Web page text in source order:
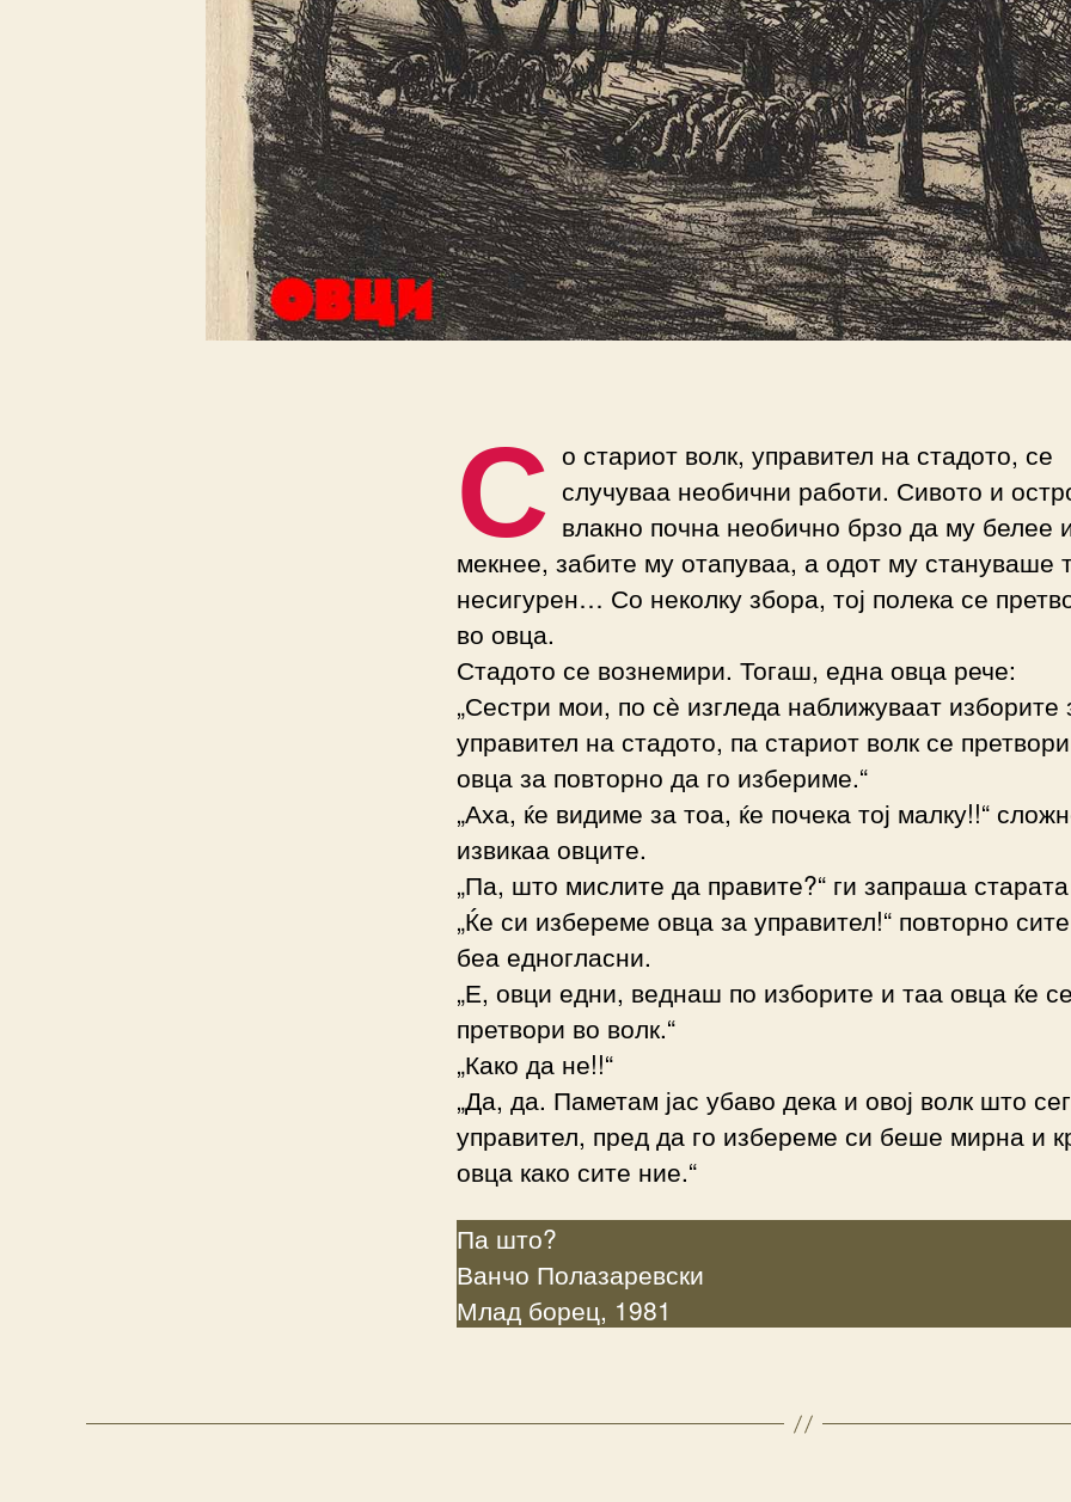
С о стариот волк, управител на стадото, се
случуваа необични работи. Сивото и
влакно почна необично брзо да му белее
мекнее, забите му отапуваа, а одот му стануваше
несигурен… Со неколку збора, тој полека се
во овца.
Стадото се вознемири. Тогаш, една овца рече:
„Сестри мои, по сѐ изгледа наближуваат изборите
управител на стадото, па стариот волк се
овца за повторно да го избериме.“
„Аха, ќе видиме за тоа, ќе почека тој малку!!“
извикаа овците.
„Па, што мислите да правите?“ ги запраша
„Ќе си избереме овца за управител!“ повторно
беа едногласни.
„Е, овци едни, веднаш по изборите и таа овца ќе
претвори во волк.“
„Како да не!!“
„Да, да. Паметам јас убаво дека и овој волк што
управител, пред да го избереме си беше мирна и
овца како сите ние.“
Па што?
Ванчо Полазаревски
Млад борец, 1981